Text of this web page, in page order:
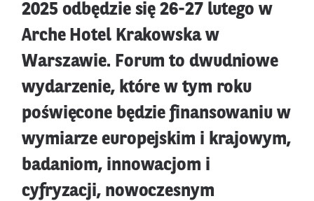
2025 odbędzie się 26-27 lutego w
Arche Hotel Krakowska w
Warszawie. Forum to dwudniowe
wydarzenie, które w tym roku
poświęcone będzie finansowaniu w
wymiarze europejskim i krajowym,
badaniom, innowacjom i
cyfryzacji, nowoczesnym